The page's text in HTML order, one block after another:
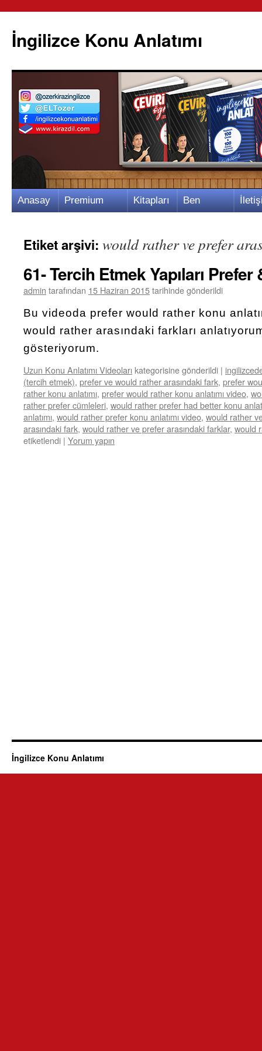
İngilizce Konu Anlatımı
İçeriğe
Anasay Premium Kitapları Ben
Etiket arşivi: would rather ve prefer
61- Tercih Etmek Yapıları
admin tarafından 15 Haziran 2015tarihinde gönderildi
Bu videoda prefer would rather konu
would rather arasındaki farkları
gösteriyorum.
Uzun Konu Anlatımı Videoları kategorisine gönderildi |
(tercih etmek), prefer ve would rather arasındaki fark, prefer
rather konu anlatımı, prefer would rather konu anlatımı video,
rather prefer cümleleri, would rather prefer had better konu
anlatımı, would rather prefer konu anlatımı video, would rather
arasındaki fark, would rather ve prefer arasındaki farklar, would
etiketlendi | Yorum yapın
İngilizce Konu Anlatımı